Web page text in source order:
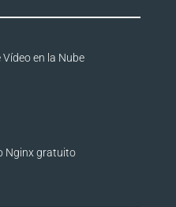
en la Nube
Nginx gratuito